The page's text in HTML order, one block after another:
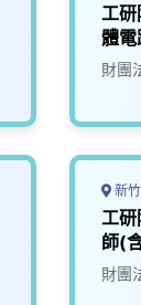
工
體電
財團
新
工
師(
財團